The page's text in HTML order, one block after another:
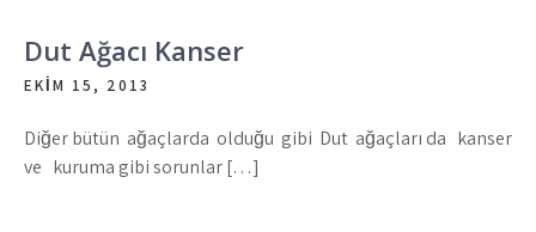
Dut Ağacı Kanser
EKIM 15, 2013
Diğer bütün ağaçlarda olduğu gibi Dut ağaçları da kanser
ve kuruma gibi sorunlar […]